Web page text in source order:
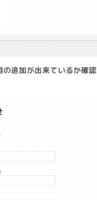
の追加が出来ているか確